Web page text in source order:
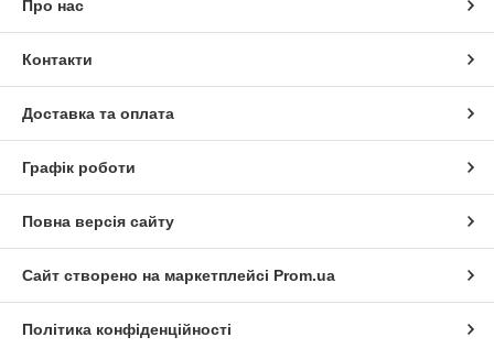
Про нас
Контакти
Доставка та оплата
Графік роботи
Повна версія сайту
Сайт створено на маркетплейсі Prom.ua
Політика конфіденційності